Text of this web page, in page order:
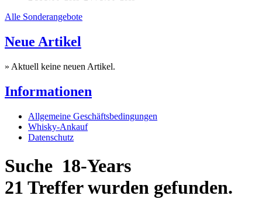
Alle Sonderangebote
Neue Artikel
» Aktuell keine neuen Artikel.
Informationen
Allgemeine Geschäftsbedingungen
Whisky-Ankauf
Datenschutz
Suche 18-Years
21 Treffer wurden gefunden.